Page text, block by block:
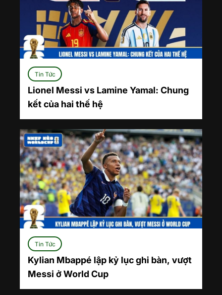
Tin Tức
Lionel Messi vs Lamine Yamal: Chung
kết của hai thế hệ
Tin Tức
Kylian Mbappé lập kỷ lục ghi bàn, vượt
Messi ở World Cup